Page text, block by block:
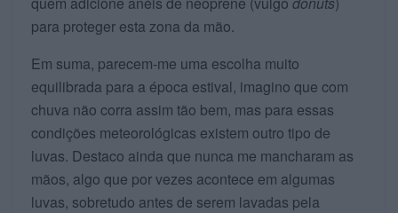
para proteger esta zona da mão.
Em suma, parecem-me uma escolha muito
equilibrada para a época estival, imagino que com
chuva não corra assim tão bem, mas para essas
condições meteorológicas existem outro tipo de
luvas. Destaco ainda que nunca me mancharam as
mãos, algo que por vezes acontece em algumas
luvas, sobretudo antes de serem lavadas pela